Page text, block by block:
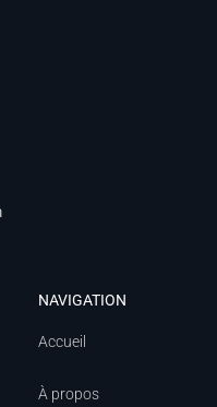
NAVIGATION
Accueil
À propos